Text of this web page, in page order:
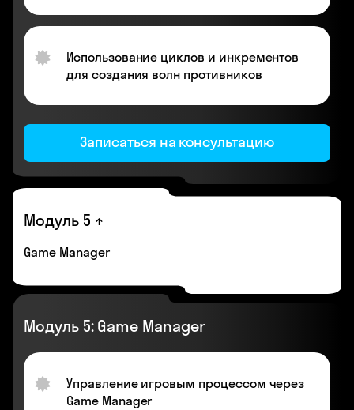
Использование циклов и инкрементов
для создания волн противников
Записаться на консультацию
Модуль 5
Game Manager
Модуль 5: Game Manager
Управление игровым процессом через
Game Manager